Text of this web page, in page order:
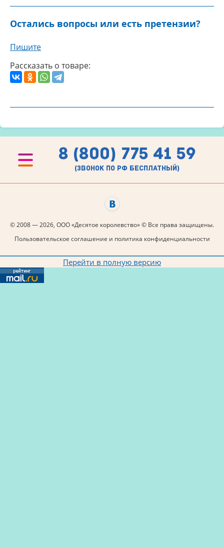
Остались вопросы или есть претензии?
Пишите
Рассказать о товаре:
8 (800) 775 41 59
(звонок по рф бесплатный)
© 2008 — 2026, ООО «Десятое королевство» © Все права защищены.
Пользовательское соглашение и политика конфиденциальности
Перейти в полную версию